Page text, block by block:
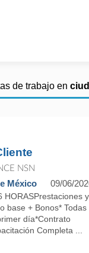
de trabajo en
NSN
México 09/06/
HORASPrestaciones
base + Bonos*
día*Contrato
Completa ...